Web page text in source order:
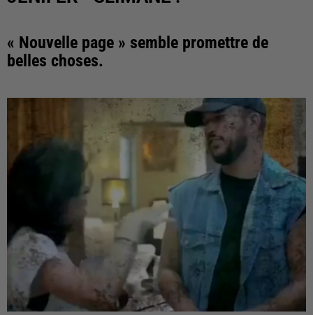
« Nouvelle page » semble promettre de
belles choses.